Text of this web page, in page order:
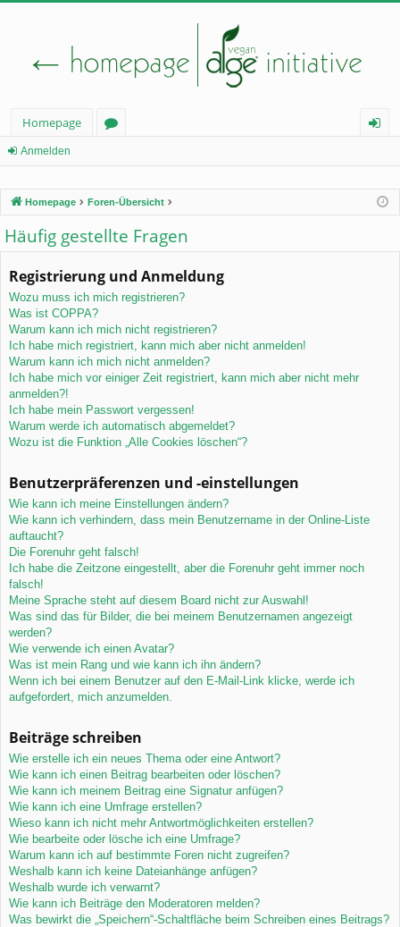
Homepage
el
Anmelden
Homepage Foren-Übersicht
Häufig gestellte Fragen
Registrierung und Anmeldung
Wozu muss ich mich registrieren?
Was ist COPPA?
Warum kann ich mich nicht registrieren?
Ich habe mich registriert, kann mich aber nicht anmelden!
Warum kann ich mich nicht anmelden?
Ich habe mich vor einiger Zeit registriert, kann mich aber nicht mehr
anmelden?!
Ich habe mein Passwort vergessen!
Warum werde ich automatisch abgemeldet?
Wozu ist die Funktion „Alle Cookies löschen“?
Benutzerpräferenzen und -einstellungen
Wie kann ich meine Einstellungen ändern?
Wie kann ich verhindern, dass mein Benutzername in der Online-Liste
auftaucht?
Die Forenuhr geht falsch!
Ich habe die Zeitzone eingestellt, aber die Forenuhr geht immer noch
falsch!
Meine Sprache steht auf diesem Board nicht zur Auswahl!
Was sind das für Bilder, die bei meinem Benutzernamen angezeigt
werden?
Wie verwende ich einen Avatar?
Was ist mein Rang und wie kann ich ihn ändern?
Wenn ich bei einem Benutzer auf den E-Mail-Link klicke, werde ich
aufgefordert, mich anzumelden.
Beiträge schreiben
Wie erstelle ich ein neues Thema oder eine Antwort?
Wie kann ich einen Beitrag bearbeiten oder löschen?
Wie kann ich meinem Beitrag eine Signatur anfügen?
Wie kann ich eine Umfrage erstellen?
Wieso kann ich nicht mehr Antwortmöglichkeiten erstellen?
Wie bearbeite oder lösche ich eine Umfrage?
Warum kann ich auf bestimmte Foren nicht zugreifen?
Weshalb kann ich keine Dateianhänge anfügen?
Weshalb wurde ich verwarnt?
Wie kann ich Beiträge den Moderatoren melden?
Was bewirkt die „Speichern“-Schaltfläche beim Schreiben eines Beitrags?